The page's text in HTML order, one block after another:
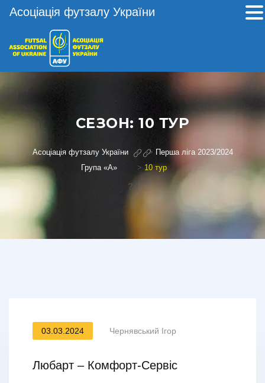
СЕЗОН:10 ТУР
Асоціація футзалу України > Перша ліга 2023/2024
Група «А»
> 10 тур
?>
03.03.2024 Чернявський Ігор
Любарт – Комфорт-Сервіс
Асоціація футзалу України